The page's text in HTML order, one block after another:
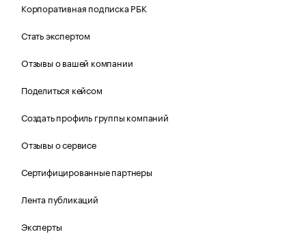
Корпоративная подписка РБК
Стать экспертом
Отзывы о вашей компании
Поделиться кейсом
Создать профиль группы компаний
Отзывы о сервисе
Сертифицированные партнеры
Лента публикаций
Эксперты